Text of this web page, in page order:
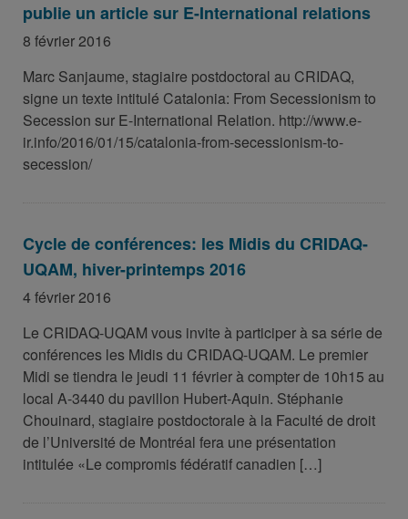
publie un article sur E-International relations
8 février 2016
Marc Sanjaume, stagiaire postdoctoral au CRIDAQ,
signe un texte intitulé Catalonia: From Secessionism to
Secession sur E-International Relation. http://www.e-
ir.info/2016/01/15/catalonia-from-secessionism-to-
secession/
Cycle de conférences: les Midis du CRIDAQ-
UQAM, hiver-printemps 2016
4 février 2016
Le CRIDAQ-UQAM vous invite à participer à sa série de
conférences les Midis du CRIDAQ-UQAM. Le premier
Midi se tiendra le jeudi 11 février à compter de 10h15 au
local A-3440 du pavillon Hubert-Aquin. Stéphanie
Chouinard, stagiaire postdoctorale à la Faculté de droit
de l’Université de Montréal fera une présentation
intitulée «Le compromis fédératif canadien […]